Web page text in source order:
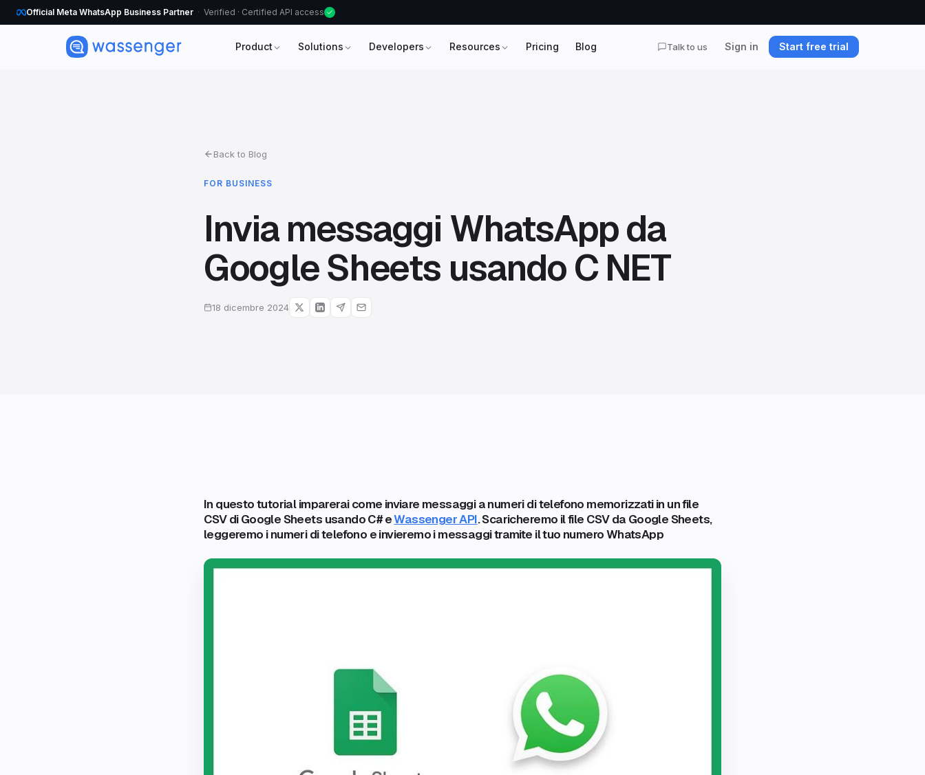
Official Meta WhatsApp Business Partner Verified · Certified API access
Product Solutions Developers Resources Pricing Blog Talk to us Sign in Start free trial
Back to Blog
FOR BUSINESS
Invia messaggi WhatsApp da
Google Sheets usando C NET
18 dicembre 2024
In questo tutorial imparerai come inviare messaggi a numeri di telefono memorizzati in un file
CSV di Google Sheets usando C# eWassenger API. Scaricheremo il file CSV da Google Sheets,
leggeremo i numeri di telefono e invieremo i messaggi tramite il tuo numero WhatsApp